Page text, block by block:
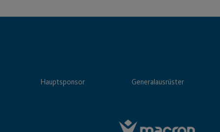
Hauptsponsor Generalausrüster